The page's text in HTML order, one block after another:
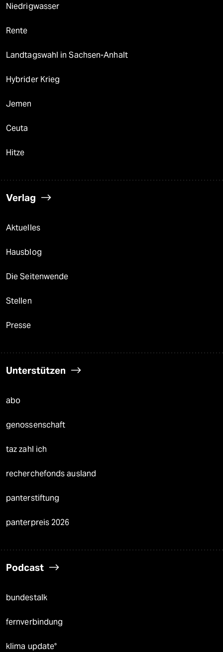
Niedrigwasser
Rente
Landtagswahl in Sachsen-Anhalt
Hybrider Krieg
Jemen
Ceuta
Hitze
Verlag
Aktuelles
Hausblog
Die Seitenwende
Stellen
Presse
Unterstützen
abo
genossenschaft
taz zahl ich
recherchefonds ausland
panterstiftung
panterpreis 2026
Podcast
bundestalk
fernverbindung
klima update°